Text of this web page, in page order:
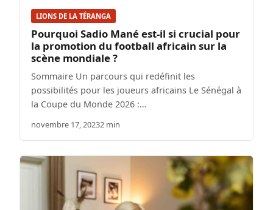
LIONS DE LA TÉRANGA
Pourquoi Sadio Mané est-il si crucial pour
la promotion du football africain sur la
scène mondiale ?
Sommaire Un parcours qui redéfinit les
possibilités pour les joueurs africains Le Sénégal à
la Coupe du Monde 2026 :…
novembre 17, 20232 min